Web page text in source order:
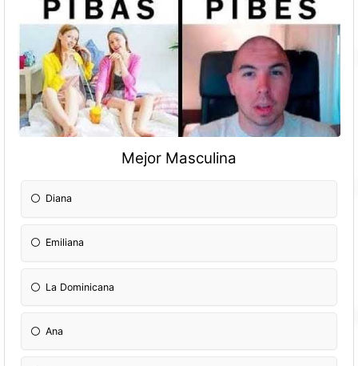
Mejor Masculina
Diana
Emiliana
La Dominicana
Ana